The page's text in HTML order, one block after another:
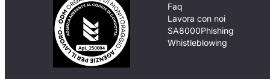
Faq
Lavora con noi
SA8000Phishing
Whistleblowing